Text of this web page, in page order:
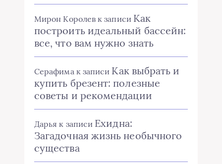
Мирон Королев к записи Как
построить идеальный бассейн:
все, что вам нужно знать
Серафима к записи Как выбрать и
купить брезент: полезные
советы и рекомендации
Дарья к записи Ехидна:
Загадочная жизнь необычного
существа